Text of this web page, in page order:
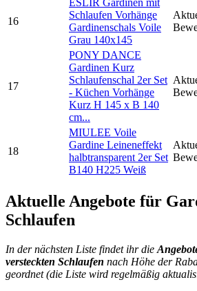
16
ESLIR Gardinen mit
Schlaufen Vorhänge
Gardinenschals Voile
Grau 140x145
17
PONY DANCE
Gardinen Kurz
Schlaufenschal 2er Set
- Küchen Vorhänge
Kurz H 145 x B 140
cm...
18
MIULEE Voile
Gardine Leineneffekt
halbtransparent 2er Set
B140 H225 Weiß
Aktuelle Angebote für
Schlaufen
In der nächsten Liste findet ihr die
versteckten Schlaufen nach Höhe der
geordnet (die Liste wird regelmäßig